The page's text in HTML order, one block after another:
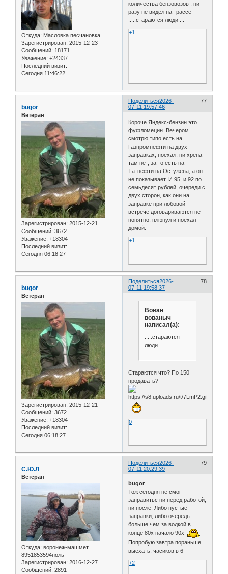
Откуда: Масловка песчановка
Зарегистрирован: 2015-12-23
Сообщений: 18171
Уважение: +24337
Последний визит:
Сегодня 11:46:22
количества бензовозов , ни
разу не видел на трассе
.....стараются люди ...
+1
Поделиться 77
2026-
07-11 19:57:46
bugor
Ветеран
Зарегистрирован: 2015-12-21
Сообщений: 3672
Уважение: +18304
Последний визит:
Сегодня 06:18:27
Короче Яндекс-бензин это
фуфломецин. Вечером
смотрю типо есть на
Газпромнефти на двух
заправках, поехал, ни хрена
там нет, за то есть на
Татнефти на Остужева, а он
не показывает. И 95, и 92 по
семьдесят рублей, очереди с
двух сторон, как они на
заправке при лобовой
встрече договариваются не
понятно, плюнул и поехал
домой.
+1
Поделиться 78
2026-
07-11 19:58:37
bugor
Ветеран
Зарегистрирован: 2015-12-21
Сообщений: 3672
Уважение: +18304
Последний визит:
Сегодня 06:18:27
Вован
вованыч
написал(а):
.....стараются
люди ...
Стараются что? По 150
продавать?
0
Поделиться 79
2026-
07-11 20:29:39
С.Ю.Л
Ветеран
Откуда: воронеж-машмет
8951853594ноль
Зарегистрирован: 2016-12-27
Сообщений: 2891
bugor
Тож сегодня не смог
заправитьс ни перед работой,
ни после. Либо пустые
заправки, либо очередь
больше чем за водкой в
конце 80х начало 90х
Попробую завтра пораньше
выехать, часиков в 6
+2